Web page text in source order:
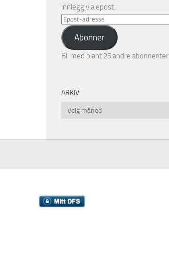
innlegg via epost.
Epost-
adresse
Abonner
Bli med blant 25 andre abonnenter
ARKIV
Arkiv